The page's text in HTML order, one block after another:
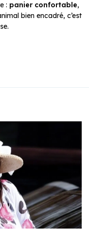
: panier confortable,
bien encadré, c’est